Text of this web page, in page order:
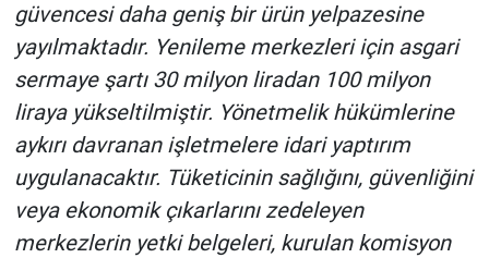
güvencesi daha geniş bir ürün yelpazesine
yayılmaktadır. Yenileme merkezleri için asgari
sermaye şartı 30 milyon liradan 100 milyon
liraya yükseltilmiştir. Yönetmelik hükümlerine
aykırı davranan işletmelere idari yaptırım
uygulanacaktır. Tüketicinin sağlığını, güvenliğini
veya ekonomik çıkarlarını zedeleyen
merkezlerin yetki belgeleri, kurulan komisyon